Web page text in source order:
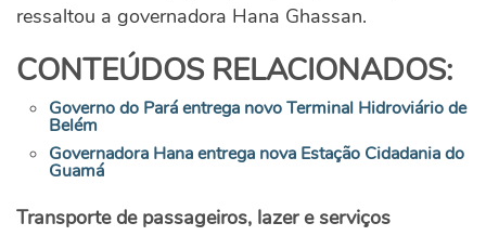
ressaltou a governadora Hana Ghassan.
CONTEÚDOS RELACIONADOS:
Governo do Pará entrega novo Terminal Hidroviário de
Belém
Governadora Hana entrega nova Estação Cidadania do
Guamá
Transporte de passageiros, lazer e serviços